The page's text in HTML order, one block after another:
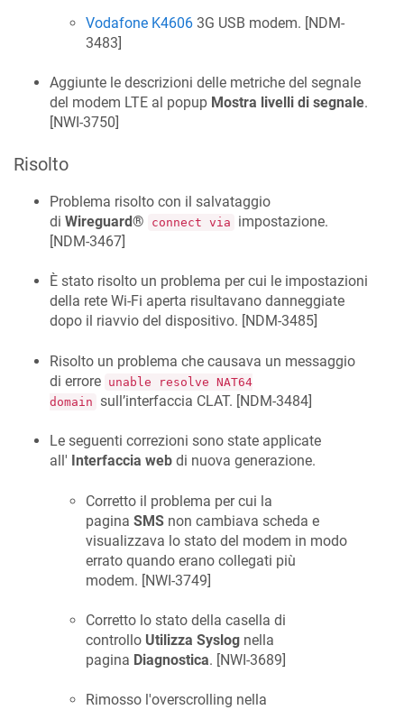
Vodafone K4606 3G USB modem. [NDM-
3483]
Aggiunte le descrizioni delle metriche del segnale
del modem LTE al popup Mostra livelli di segnale.
[NWI-3750]
Risolto
Problema risolto con il salvataggio
di Wireguard® connect via
impostazione.
[NDM-3467]
È stato risolto un problema per cui le impostazioni
della rete Wi-Fi aperta risultavano danneggiate
dopo il riavvio del dispositivo. [NDM-3485]
Risolto un problema che causava un messaggio
di errore unable resolve NAT64
domain sull’interfaccia CLAT. [NDM-3484]
Le seguenti correzioni sono state applicate
all' Interfaccia web di nuova generazione.
Corretto il problema per cui la
pagina SMS non cambiava scheda e
visualizzava lo stato del modem in modo
errato quando erano collegati più
modem. [NWI-3749]
Corretto lo stato della casella di
controllo Utilizza Syslog nella
pagina Diagnostica. [NWI-3689]
Rimosso l'overscrolling nella